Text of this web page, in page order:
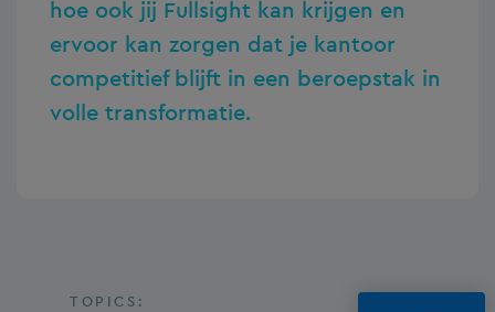
hoe ook jij Fullsight kan krijgen en
ervoor kan zorgen dat je kantoor
competitief blijft in een beroepstak in
volle transformatie.
TOPICS: